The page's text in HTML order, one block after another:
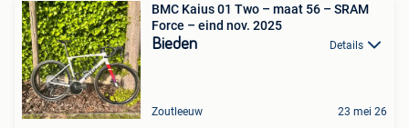
BMC Kaius 01 Two – maat 56 – SRAM
Force – eind nov. 2025
Bieden Details
Zoutleeuw 23 mei 26